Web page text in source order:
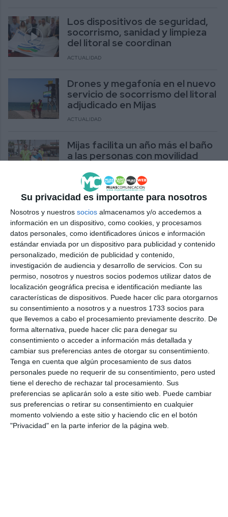
Su privacidad es importante para nosotros
Nosotros y nuestros socios almacenamos y/o accedemos a
información en un dispositivo, como cookies, y procesamos
datos personales, como identificadores únicos e información
estándar enviada por un dispositivo para publicidad y contenido
personalizado, medición de publicidad y contenido,
investigación de audiencia y desarrollo de servicios. Con su
permiso, nosotros y nuestros socios podemos utilizar datos de
localización geográfica precisa e identificación mediante las
características de dispositivos. Puede hacer clic para otorgarnos
su consentimiento a nosotros y a nuestros 1733 socios para
que llevemos a cabo el procesamiento previamente descrito. De
forma alternativa, puede hacer clic para denegar su
consentimiento o acceder a información más detallada y
cambiar sus preferencias antes de otorgar su consentimiento.
Tenga en cuenta que algún procesamiento de sus datos
personales puede no requerir de su consentimiento, pero usted
tiene el derecho de rechazar tal procesamiento. Sus
preferencias se aplicarán solo a este sitio web. Puede cambiar
sus preferencias o retirar su consentimiento en cualquier
momento volviendo a este sitio y haciendo clic en el botón
"Privacidad" en la parte inferior de la página web.
Los dispositivos de seguridad,
socorrismo, sanidad y limpieza
del litoral se coordinan
ACTUALIDAD
Drones y megafonía en el nuevo
servicio de socorrismo del litoral
adjudicado en Mijas
ACTUALIDAD
Mijas facilita un año más el baño
a las personas con movilidad
ACTUALIDAD
Cs destaca que el servicio de
Salvamento y Socorrismo de
playas “está sin contrato”
CS
El Ejecutivo garantiza un
servicio de socorrismo “de
calidad” en las playas
ACTUALIDAD
El PSOE afirma que el servicio
de Socorrismo no tiene
contrato y que se ha dado “a
dedo”
PSOE
Suben las temperaturas. ¿Qué
hacer ante un golpe de calor?
ACTUALIDAD